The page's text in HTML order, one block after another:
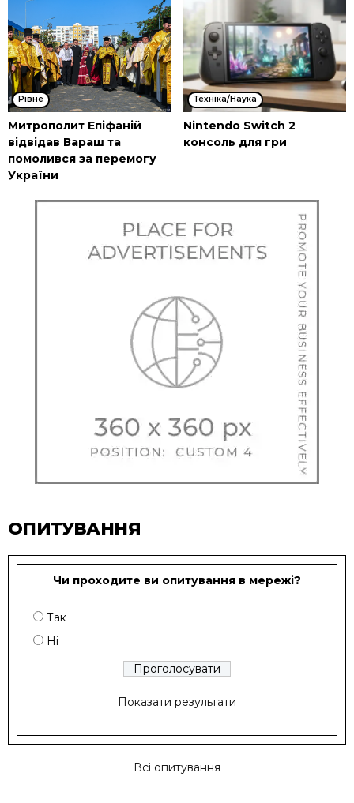
Рівне
Митрополит Епіфаній
відвідав Вараш та
помолився за перемогу
України
Техніка/Наука
Nintendo Switch 2
консоль для гри
ОПИТУВАННЯ
Чи проходите ви опитування в мережі?
Так
Ні
Показати результати
Всі опитування